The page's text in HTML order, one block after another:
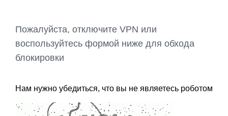
Пожалуйста, отключите VPN или
воспользуйтесь формой ниже для обхода
блокировки
Нам нужно убедиться, что вы не являетесь роботом